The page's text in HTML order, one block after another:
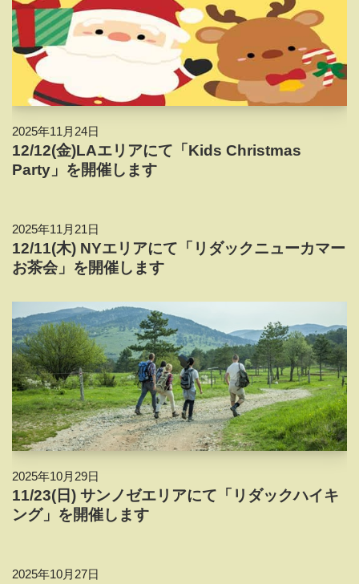
2025年11月24日
12/12(金)LAエリアにて「Kids Christmas
Party」を開催します
2025年11月21日
12/11(木) NYエリアにて「リダックニューカマー
お茶会」を開催します
2025年10月29日
11/23(日) サンノゼエリアにて「リダックハイキ
ング」を開催します
2025年10月27日